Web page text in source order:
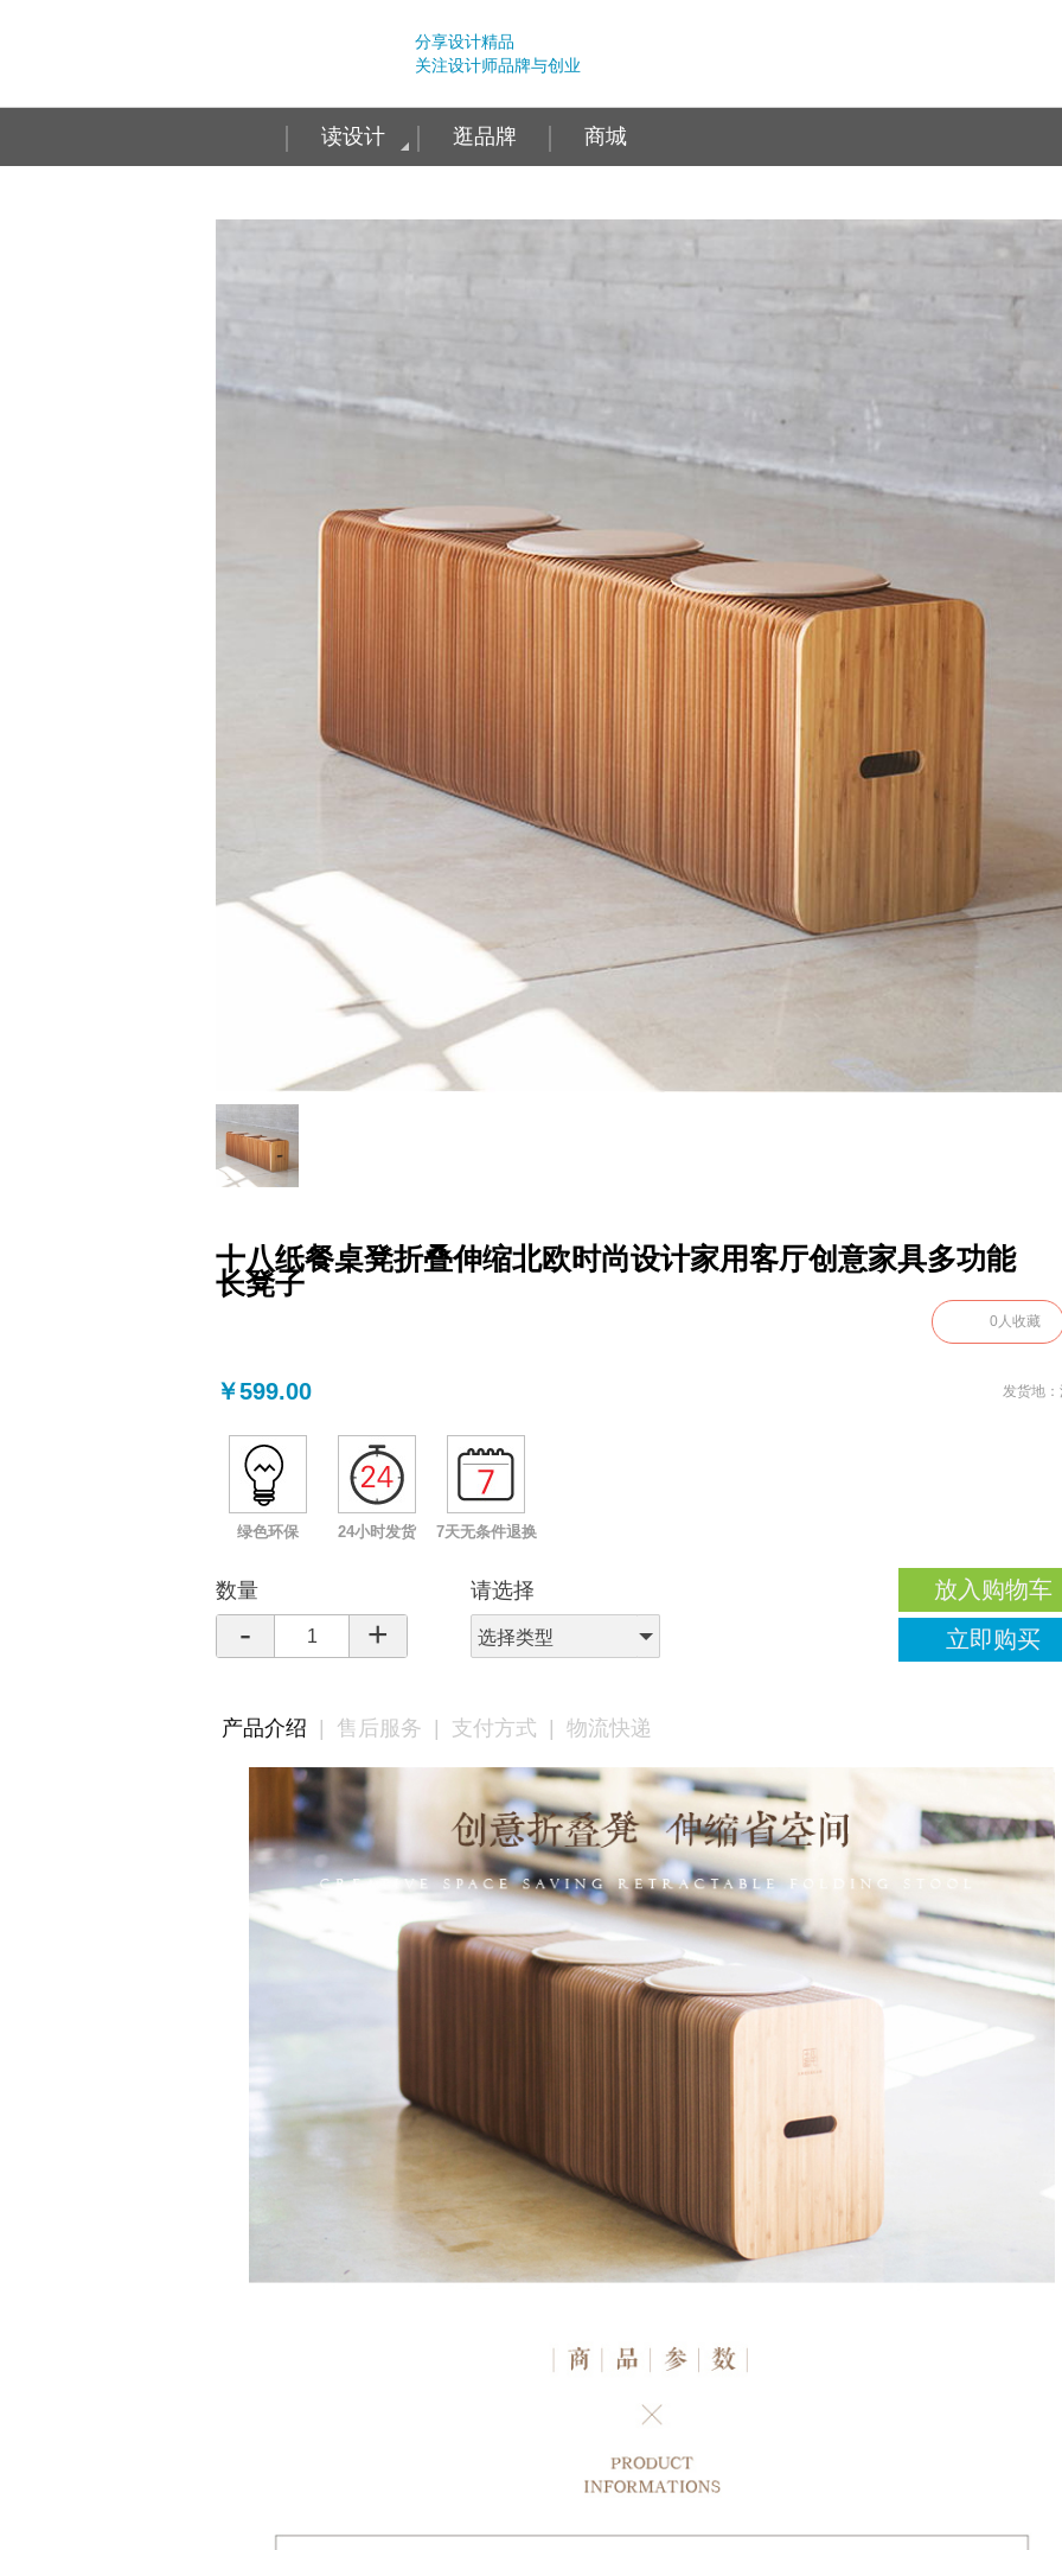
分享设计精品
关注设计师品牌与创业
读设计 逛品牌 商城
十八纸餐桌凳折叠伸缩北欧时尚设计家用客厅创意家具多功能
长凳子
0 人收藏
￥599.00 发货地
绿色环保 24小时发货 7天无条件退换
数量
- +
请选择
选择类型
放入购物车
立即购买
产品介绍 | 售后服务 | 支付方式 | 物流快递